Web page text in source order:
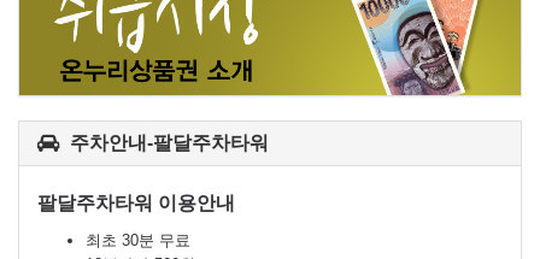
주차안내-팔달주차타워
팔달주차타워 이용안내
최초 30분 무료